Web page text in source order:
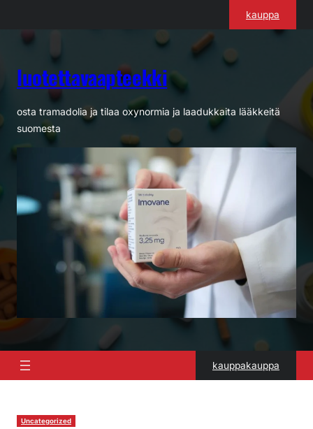
kauppa
luotettavaapteekki
osta tramadolia ja tilaa oxynormia ja laadukkaita lääkkeitä
suomesta
kauppakauppa
Uncategorized